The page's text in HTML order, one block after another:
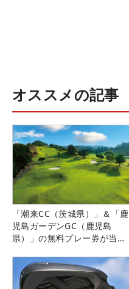
オススメの記事
「潮来CC（茨城県）」＆「鹿
児島ガーデンGC（鹿児島
県）」の無料プレー券が当た